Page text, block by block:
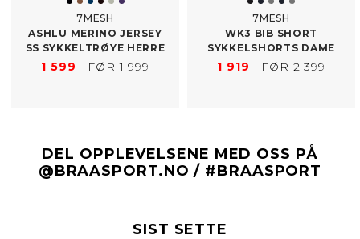
7MESH
ASHLU MERINO JERSEY
SS SYKKELTRØYE HERRE
1 599 FØR 1 999
7MESH
WK3 BIB SHORT
SYKKELSHORTS DAME
1 919 FØR 2 399
DEL OPPLEVELSENE MED OSS PÅ
@BRAASPORT.NO / #BRAASPORT
SIST SETTE